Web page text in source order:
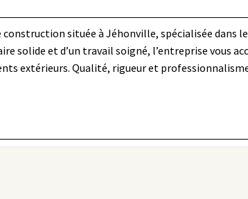
située à Jéhonville, spécialisée dans
solide et d’un travail soigné, l’entreprise vous
extérieurs. Qualité, rigueur et